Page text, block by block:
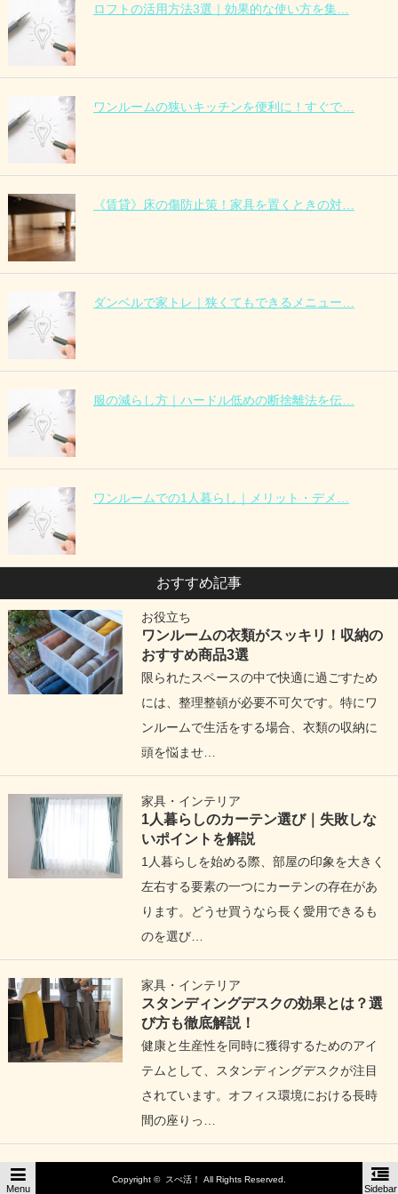
Menu Sidebar
ロフトの活用方法3選｜効果的な使い方を集…
ワンルームの狭いキッチンを便利に！すぐで…
《賃貸》床の傷防止策！家具を置くときの対…
ダンベルで家トレ｜狭くてもできるメニュー…
服の減らし方｜ハードル低めの断捨離法を伝…
ワンルームでの1人暮らし｜メリット・デメ…
おすすめ記事
お役立ち
ワンルームの衣類がスッキリ！収納の
おすすめ商品3選
限られたスペースの中で快適に過ごすため
には、整理整頓が必要不可欠です。特にワ
ンルームで生活をする場合、衣類の収納に
頭を悩ませ…
家具・インテリア
1人暮らしのカーテン選び｜失敗しな
いポイントを解説
1人暮らしを始める際、部屋の印象を大きく
左右する要素の一つにカーテンの存在があ
ります。どうせ買うなら長く愛用できるも
のを選び…
家具・インテリア
スタンディングデスクの効果とは？選
び方も徹底解説！
健康と生産性を同時に獲得するためのアイ
テムとして、スタンディングデスクが注目
されています。オフィス環境における長時
間の座りっ…
Copyright © スぺ活！ All Rights Reserved.